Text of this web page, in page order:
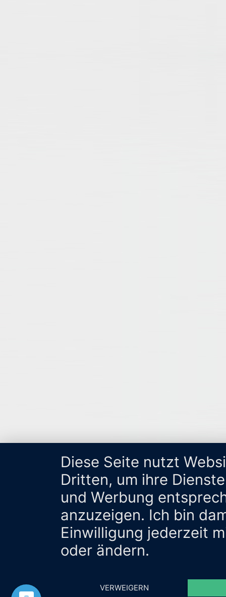
Diese Seite nutzt
Dritten, um ihre
und Werbung
anzuzeigen. Ich bin
Einwilligung jederzeit
oder ändern.
VERWEIGERN